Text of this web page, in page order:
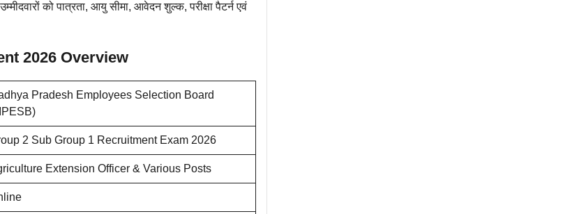
को पात्रता, आयु सीमा, आवेदन शुल्क, परीक्षा पैटर्न एवं
2026 Overview
Pradesh Employees Selection Board
2 Sub Group 1 Recruitment Exam 2026
Extension Officer & Various Posts